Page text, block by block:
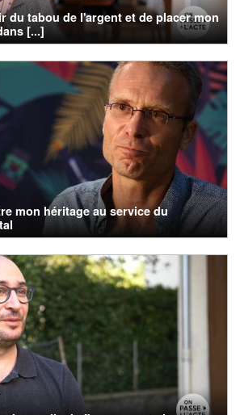
du tabou de l'argent et de placer mon
[...]
mon héritage au service du